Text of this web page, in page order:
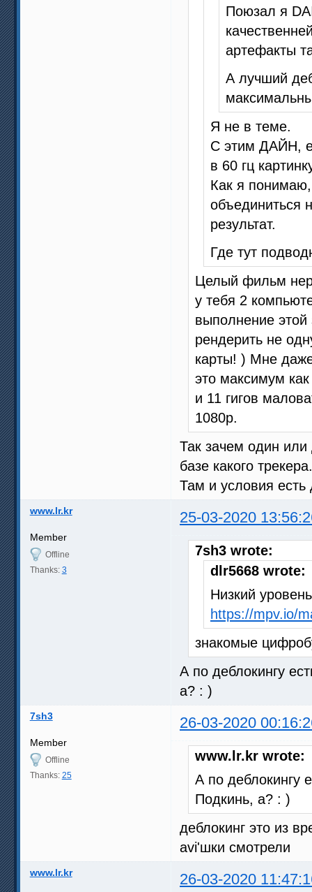
Поюзал я
артефакты
А лучший
Я не в теме.
С этим ДАЙН,
в 60 гц
Как я
объединиться
результат.
Где тут
Целый фильм
у тебя 2
выполнение
рендерить не
карты! ) Мне
это максимум
и 11 гигов
1080p.
Так зачем один
базе какого трекера.
Там и условия
www.lr.kr 25-03-2020
Member
Offline
Thanks: 3
7sh3 wrote:
dlr5668 wrote:
Низкий
https://mpv.io/
знакомые
А по деблокингу
а? : )
7sh3 26-03-2020
Member
Offline
Thanks: 25
www.lr.kr wrote:
А по деблокингу
Подкинь, а? : )
деблокинг это из
avi'шки смотрели
www.lr.kr 26-03-2020